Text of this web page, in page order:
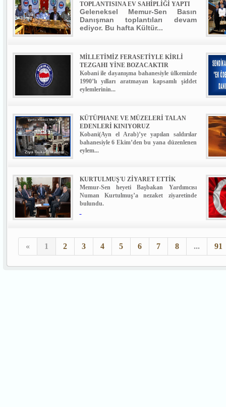
TOPLANTISINA EV SAHİPLİĞİ YAPTI
Geleneksel Memur-Sen Basın
Danışman toplantıları devam
ediyor. Bu hafta Kültür...
MİLLETİMİZ FERASETİYLE KİRLİ
TEZGAHI YİNE BOZACAKTIR
Kobani ile dayanışma bahanesiyle ülkemizde
1990’lı yılları aratmayan kapsamlı şiddet
eylemlerinin...
KÜTÜPHANE VE MÜZELERİ TALAN
EDENLERİ KINIYORUZ
Kobani(Ayn el Arab)’ye yapılan saldırılar
bahanesiyle 6 Ekim’den bu yana düzenlenen
eylem...
KURTULMUŞ'U ZİYARET ETTİK
Memur-Sen heyeti Başbakan Yardımcısı
Numan Kurtulmuş’a nezaket ziyaretinde
bulundu.
« 1 2 3 4 5 6 7 8 ... 91